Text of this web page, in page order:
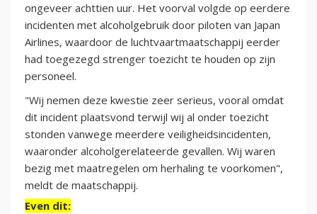
ongeveer achttien uur. Het voorval volgde op eerdere
incidenten met alcoholgebruik door piloten van Japan
Airlines, waardoor de luchtvaartmaatschappij eerder
had toegezegd strenger toezicht te houden op zijn
personeel.
"Wij nemen deze kwestie zeer serieus, vooral omdat
dit incident plaatsvond terwijl wij al onder toezicht
stonden vanwege meerdere veiligheidsincidenten,
waaronder alcoholgerelateerde gevallen. Wij waren
bezig met maatregelen om herhaling te voorkomen",
meldt de maatschappij.
Even dit: